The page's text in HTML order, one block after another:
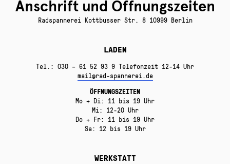
Anschrift und Öffnungszeiten
Radspannerei Kottbusser Str. 8 10999 Berlin
LADEN
Tel.: 030 – 61 52 93 9 Telefonzeit 12-14 Uhr
mail@rad-spannerei.de
ÖFFNUNGSZEITEN
Mo + Di: 11 bis 19 Uhr
Mi: 12-20 Uhr
Do + Fr: 11 bis 19 Uhr
Sa: 12 bis 19 Uhr
WERKSTATT